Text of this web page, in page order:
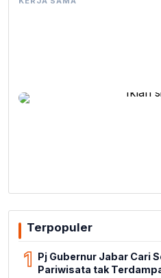
Terpopuler
1 Pj Gubernur Jabar Cari
Pariwisata tak